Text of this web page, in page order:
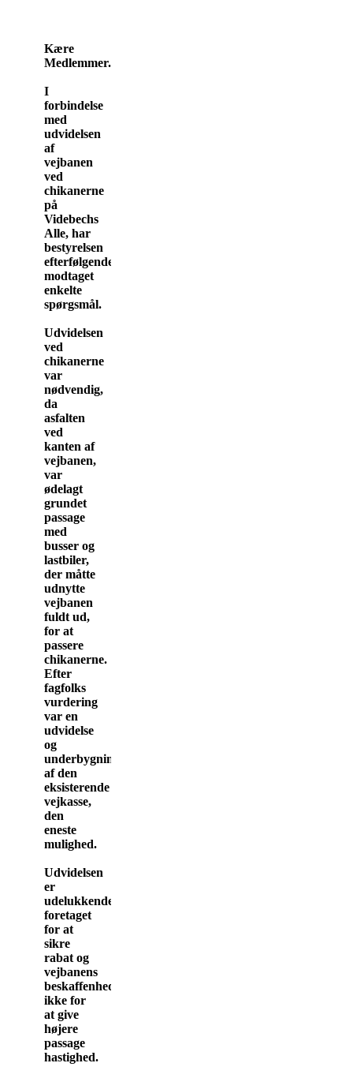
Kære
Medlemmer.
I
forbindelse
med
udvidelsen
af
vejbanen
ved
chikanerne
på
Videbechs
Alle, har
bestyrelsen
efterfølgende
modtaget
enkelte
spørgsmål.
Udvidelsen
ved
chikanerne
var
nødvendig,
da
asfalten
ved
kanten af
vejbanen,
var
ødelagt
grundet
passage
med
busser og
lastbiler,
der måtte
udnytte
vejbanen
fuldt ud,
for at
passere
chikanerne.
Efter
fagfolks
vurdering
var en
udvidelse
og
underbygning
af den
eksisterende
vejkasse,
den
eneste
mulighed.
Udvidelsen
er
udelukkende
foretaget
for at
sikre
rabat og
vejbanens
beskaffenhed,
ikke for
at give
højere
passage
hastighed.